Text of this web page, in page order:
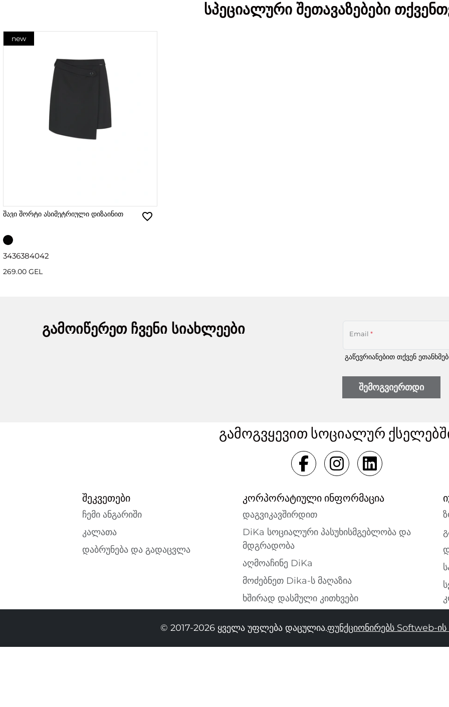
სპეციალური შეთავაზებები
new
შავი შორტი ასიმეტრიული დიზაინით
3436384042
269.00 GEL
გამოიწერეთ ჩვენი სიახლეები Email *
გაწევრიანებით თქვენ
შემოგვიერთდი
გამოგვყევით სოციალურ
შეკვეთები
ჩემი ანგარიში
კალათა
დაბრუნება და გადაცვლა
კორპორატიული ინფორმაცია
დაგვიკავშირდით
DiKa სოციალური პასუხისმგებლობა და
მდგრადობა
აღმოაჩინე DiKa
მოძებნეთ Dika-ს მაღაზია
ხშირად დასმული კითხვები
© 2017-2026 ყველა უფლება დაცულია.ფუნქციონირებს Softweb-